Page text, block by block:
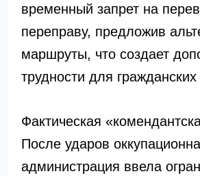
временный запрет на
переправу, предложив
маршруты, что создает
трудности для
Фактическая
После ударов
администрация ввела